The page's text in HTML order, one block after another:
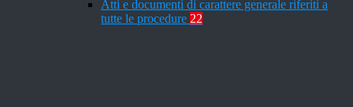
Atti e documenti di carattere generale riferiti a
tutte le procedure 22